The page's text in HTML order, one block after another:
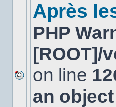
Aucun
nouveau
message
Après
PHP
[ROOT]/
on line
an